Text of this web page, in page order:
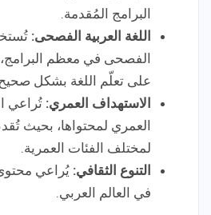
البرامج المُقدمة.
اللغة العربية الفصحى:
الفصحى في معظم
على تعلّم اللغة بشكل
الاستهداف العمري: تُراعي
العمري لمحتواها، بحيث
لمختلف الفئات العمرية.
التنوع الثقافي: يُراعي محتوى
في العالم العربي.